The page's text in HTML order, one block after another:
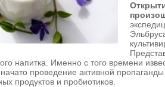
напитка. Именно с того времени
проведение активной
продуктов и пробиотиков.